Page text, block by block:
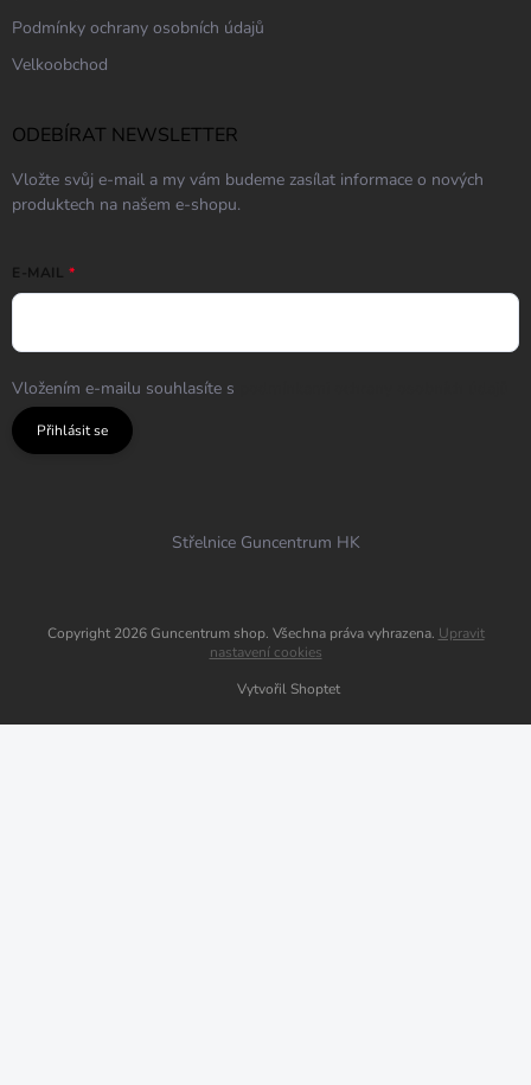
Podmínky ochrany osobních údajů
Velkoobchod
ODEBÍRAT NEWSLETTER
Vložte svůj e-mail a my vám budeme zasílat informace o nových
produktech na našem e-shopu.
E-MAIL
Vložením e-mailu souhlasíte s
Přihlásit se
Střelnice Guncentrum HK
Vytvořil Shoptet
Copyright 2026Guncentrum shop. Všechna práva vyhrazena. Upravit
nastavení cookies